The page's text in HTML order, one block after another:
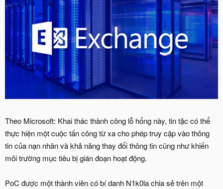
Theo Microsoft: Khai thác thành công lỗ hổng này, tin tặc có thể
thực hiện một cuộc tấn công từ xa cho phép truy cập vào thông
tin của nạn nhân và khả năng thay đổi thông tin cũng như khiến
môi trường mục tiêu bị gián đoạn hoạt động.
PoC được một thành viên có bí danh N1k0la chia sẻ trên một